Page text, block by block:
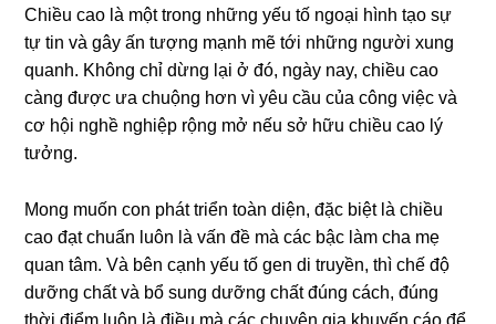
Chiều cao là một trong những yếu tố ngoại hình tạo sự
tự tin và gây ấn tượng mạnh mẽ tới những người xung
quanh. Không chỉ dừng lại ở đó, ngày nay, chiều cao
càng được ưa chuộng hơn vì yêu cầu của công việc và
cơ hội nghề nghiệp rộng mở nếu sở hữu chiều cao lý
tưởng.
Mong muốn con phát triển toàn diện, đặc biệt là chiều
cao đạt chuẩn luôn là vấn đề mà các bậc làm cha mẹ
quan tâm. Và bên cạnh yếu tố gen di truyền, thì chế độ
dưỡng chất và bổ sung dưỡng chất đúng cách, đúng
thời điểm luôn là điều mà các chuyên gia khuyến cáo để